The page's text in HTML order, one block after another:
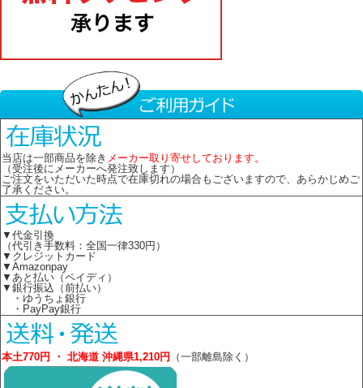
当店は一部商品を除き メーカー取り寄せしております。
（受注後にメーカーへ発注致します）
ご注文をいただいた時点で在庫切れの場合もございますので、あらかじめご
了承ください。
▼代金引換
（代引き手数料：全国一律330円）
▼クレジットカード
▼Amazonpay
▼あと払い（ペイディ）
▼銀行振込（前払い）
・ゆうちょ銀行
・PayPay銀行
本土770円 ・ 北海道 沖縄県1,210円 （一部離島除く）